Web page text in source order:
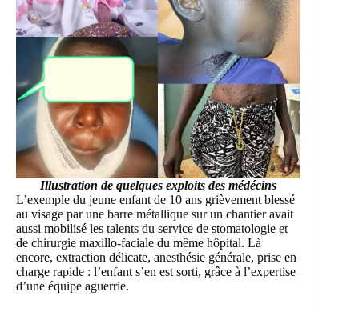
Illustration de quelques exploits des médécins
L’exemple du jeune enfant de 10 ans grièvement blessé
au visage par une barre métallique sur un chantier avait
aussi mobilisé les talents du service de stomatologie et
de chirurgie maxillo-faciale du même hôpital. Là
encore, extraction délicate, anesthésie générale, prise en
charge rapide : l’enfant s’en est sorti, grâce à l’expertise
d’une équipe aguerrie.